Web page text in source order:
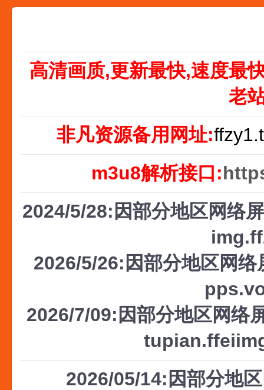
高清画质,更新最快,速度最
老
非凡资源备用网址:
m3u8解析接口:
2024/5/28:因部分地区网络
2026/5/26:因部分地区网
2026/7/09:因部分地区网
2026/05/14:因部分地